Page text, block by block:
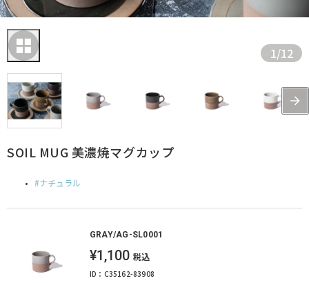
1/12
SOIL MUG 美濃焼マグカップ
ナチュラル
GRAY/AG-SL0001
¥1,100 税込
ID：C35162-83908